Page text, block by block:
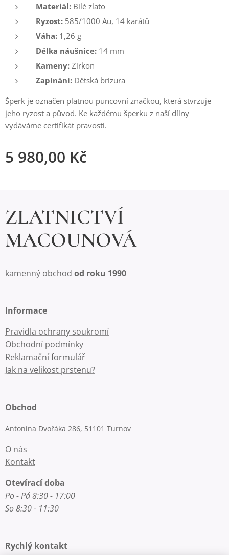
Materiál: Bílé zlato
Ryzost: 585/1000 Au, 14 karátů
Váha: 1,26 g
Délka náušnice: 14 mm
Kameny: Zirkon
Zapínání: Dětská brizura
Šperk je označen platnou puncovní značkou, která stvrzuje
jeho ryzost a původ. Ke každému šperku z naší dílny
vydáváme certifikát pravosti.
5 980,00 Kč
ZLATNICTVÍ
MACOUNOVÁ
kamenný obchod od roku 1990
Informace
Pravidla ochrany soukromí
Obchodní podmínky
Reklamační formulář
Jak na velikost prstenu?
Obchod
Antonína Dvořáka 286, 51101 Turnov
O nás
Kontakt
Otevírací doba
Po - Pá 8:30 - 17:00
So 8:30 - 11:30
Rychlý kontakt